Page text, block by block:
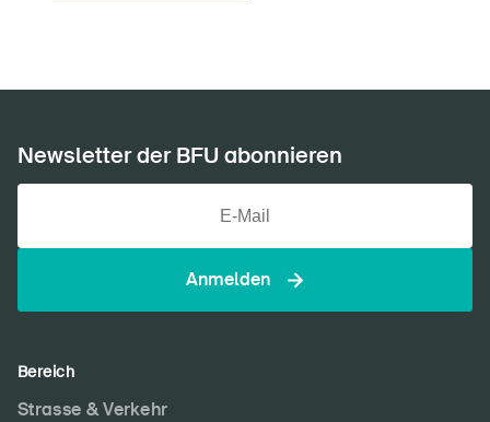
Newsletter der BFU abonnieren
Anmelden
Bereich
Strasse & Verkehr